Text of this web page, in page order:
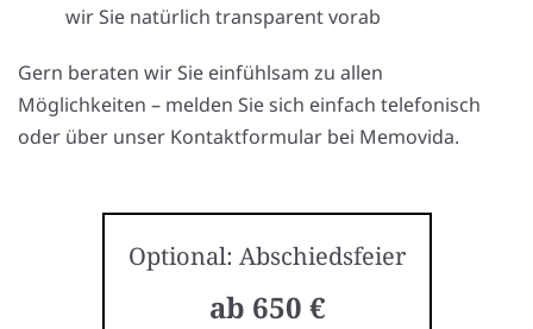
wir Sie natürlich transparent vorab
Gern beraten wir Sie einfühlsam zu allen
Möglichkeiten – melden Sie sich einfach telefonisch
oder über unser Kontaktformular bei Memovida.
Optional: Abschiedsfeier
ab 650 €